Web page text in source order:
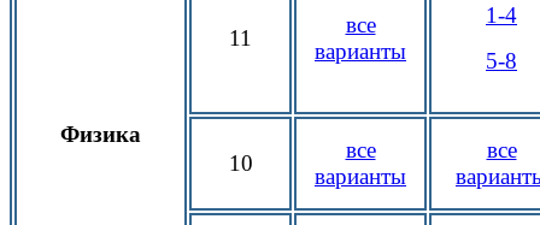
Физика
11
все
варианты
1-4
5-8
10
все
варианты
все